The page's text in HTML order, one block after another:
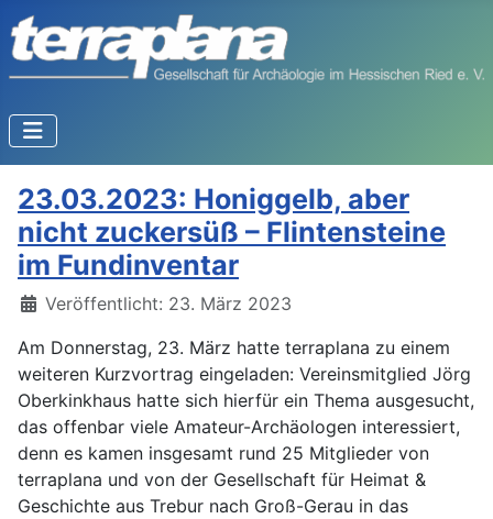
23.03.2023: Honiggelb, aber
nicht zuckersüß – Flintensteine
im Fundinventar
Details
Veröffentlicht: 23. März 2023
Am Donnerstag, 23. März hatte terraplana zu einem
weiteren Kurzvortrag eingeladen: Vereinsmitglied Jörg
Oberkinkhaus hatte sich hierfür ein Thema ausgesucht,
das offenbar viele Amateur-Archäologen interessiert,
denn es kamen insgesamt rund 25 Mitglieder von
terraplana und von der Gesellschaft für Heimat &
Geschichte aus Trebur nach Groß-Gerau in das